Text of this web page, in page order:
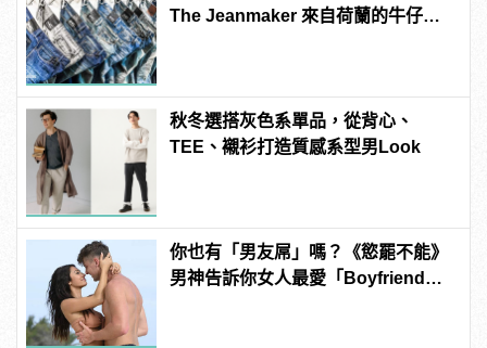
The Jeanmaker 來自荷蘭的牛仔褲
秋冬選搭灰色系單品，從背心、
TEE、襯衫打造質感系型男Look
你也有「男友屌」嗎？《慾罷不能》
男神告訴你女人最愛「Boyfriend